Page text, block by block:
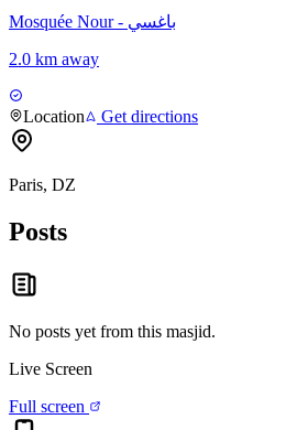
Mosquée Nour - باغسي
2.0 km away
Location Get directions
Paris, DZ
Posts
No posts yet from this masjid.
Live Screen
Full screen